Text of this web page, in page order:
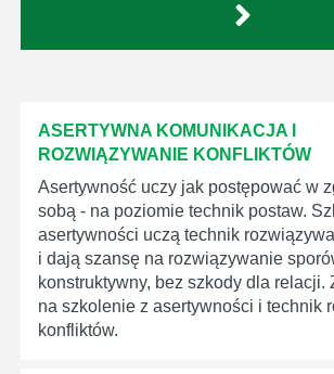
ASERTYWNA KOMUNIKACJA I
ROZWIĄZYWANIE KONFLIKTÓW
Asertywność uczy jak postępować w
sobą - na poziomie technik postaw.
asertywności uczą technik
i dają szansę na rozwiązywanie
konstruktywny, bez szkody dla relacji.
na szkolenie z asertywności i technik
konfliktów.